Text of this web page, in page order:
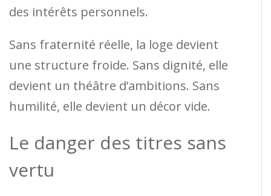
des intérêts personnels.
Sans fraternité réelle, la loge devient
une structure froide. Sans dignité, elle
devient un théâtre d’ambitions. Sans
humilité, elle devient un décor vide.
Le danger des titres sans
vertu